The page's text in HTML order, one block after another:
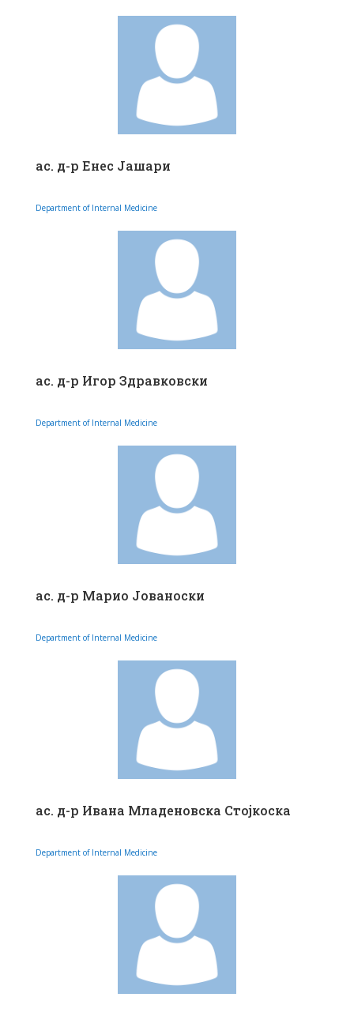
ас. д-р Енес Јашари
Department of Internal Medicine
ас. д-р Игор Здравковски
Department of Internal Medicine
ас. д-р Марио Јованоски
Department of Internal Medicine
ас. д-р Ивана Младеновска Стојкоска
Department of Internal Medicine